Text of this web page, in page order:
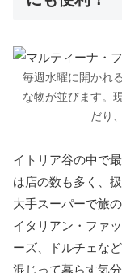
毎週水曜に開かれ
な物が並びます。
だり
イトリア谷の中で
は店の数も多く、
大手スーパーで旅
イタリアン・ファ
ーズ、ドルチェな
混じって暮らす気